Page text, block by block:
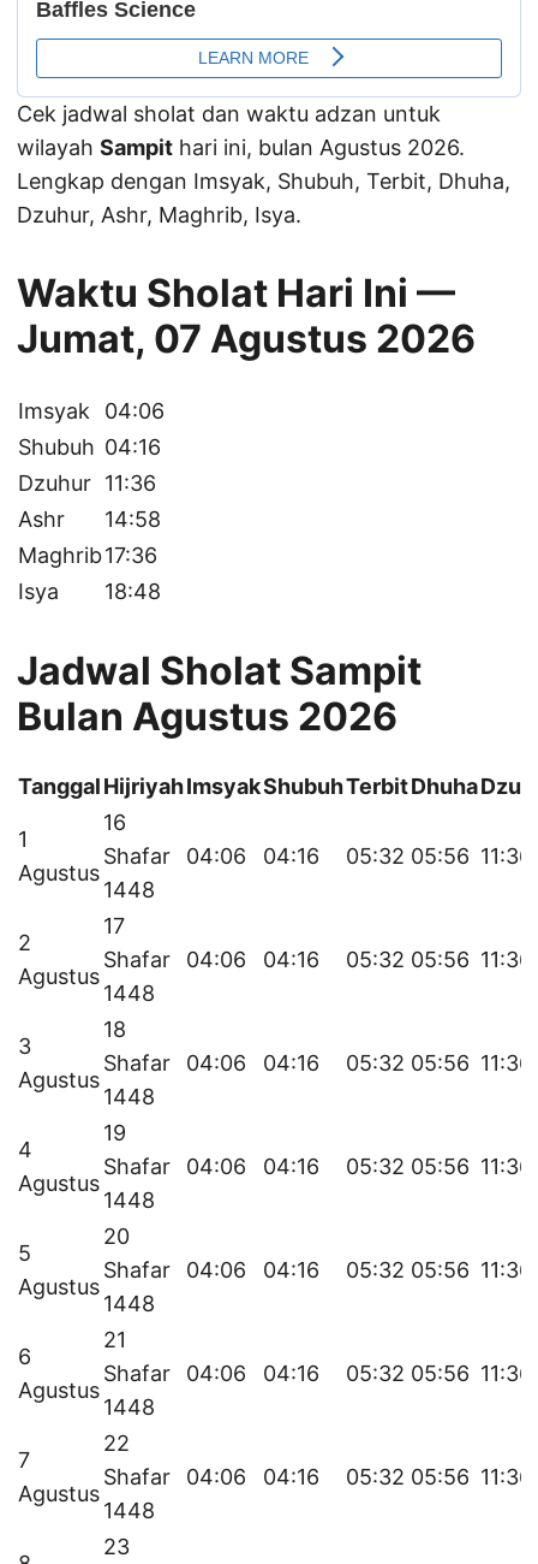
Cek jadwal sholat dan waktu adzan untuk
wilayah Sampit hari ini, bulan Agustus 2026.
Lengkap dengan Imsyak, Shubuh, Terbit, Dhuha,
Dzuhur, Ashr, Maghrib, Isya.
Waktu Sholat Hari Ini —
Jumat, 07 Agustus 2026
Imsyak
04:06
Shubuh 04:16
Dzuhur 11:36
Ashr
14:58
Maghrib17:36
Isya
18:48
Jadwal Sholat Sampit
Bulan Agustus 2026
TanggalHijriyahImsyakShubuhTerbitDhuha
1
Agustus
16
Shafar
1448
04:06 04:16 05:32 05:56 11:36
2
Agustus
17
Shafar
1448
04:06 04:16 05:32 05:56 11:36
3
Agustus
18
Shafar
1448
04:06 04:16 05:32 05:56 11:36
4
Agustus
19
Shafar
1448
04:06 04:16 05:32 05:56 11:36
5
Agustus
20
Shafar
1448
04:06 04:16 05:32 05:56 11:36
6
Agustus
21
Shafar
1448
04:06 04:16 05:32 05:56 11:36
7
Agustus
22
Shafar
1448
04:06 04:16 05:32 05:56 11:36
23